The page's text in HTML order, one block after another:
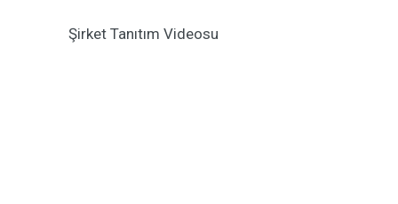
Şirket Tanıtım Videosu